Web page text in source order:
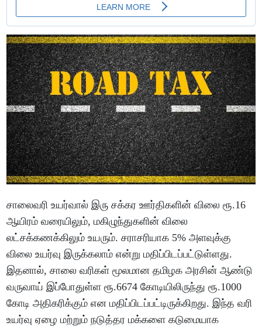
சாலைவரி உயர்வால் இரு சக்கர ஊர்திகளின் விலை ரூ.16
ஆயிரம் வரையிலும், மகிழுந்துகளின் விலை
லட்சக்கணக்கிலும் உயரும். சராசரியாக 5% அளவுக்கு
விலை உயர்வு இருக்கலாம் என்று மதிப்பிடப்பட்டுள்ளது.
இதனால், சாலை வரிகள் மூலமான தமிழக அரசின் ஆண்டு
வருவாய் இப்போதுள்ள ரூ.6674 கோடியிலிருந்து ரூ.1000
கோடி அதிகரிக்கும் என மதிப்பிடப்பட்டிருக்கிறது. இந்த வரி
உயர்வு ஏழை மற்றும் நடுத்தர மக்களை கடுமையாக